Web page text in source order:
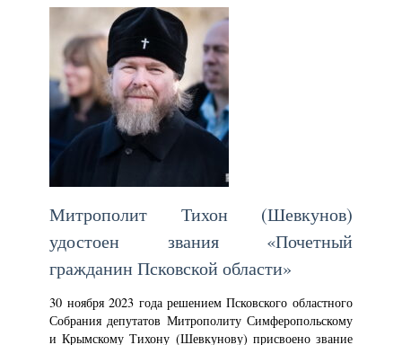
Митрополит Тихон (Шевкунов)
удостоен звания «Почетный
гражданин Псковской области»
30 ноября 2023 года решением Псковского областного
Собрания депутатов Митрополиту Симферопольскому
и Крымскому Тихону (Шевкунову) присвоено звание